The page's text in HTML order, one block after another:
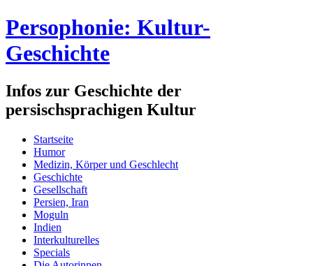
Persophonie: Kultur-
Geschichte
Infos zur Geschichte der
persischsprachigen Kultur
Startseite
Humor
Medizin, Körper und Geschlecht
Geschichte
Gesellschaft
Persien, Iran
Moguln
Indien
Interkulturelles
Specials